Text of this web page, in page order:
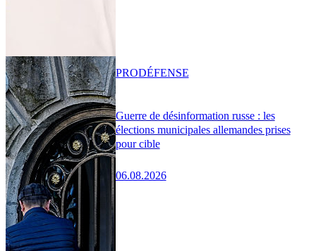
Guerre de désinformation russe : les
élections municipales allemandes prises
pour cible
06.08.2026
PRODÉFENSE